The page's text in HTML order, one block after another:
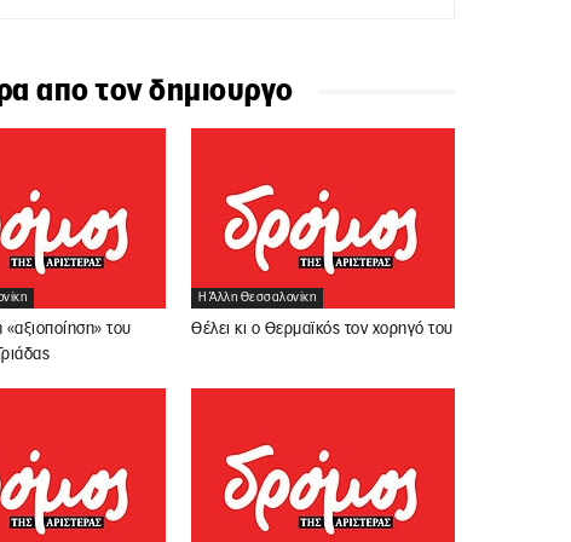
απο τον δημιουργο
«αξιοποίηση» του
Η Άλλη Θεσσαλονίκη
Θέλει κι ο Θερμαϊκός τον χορηγό του